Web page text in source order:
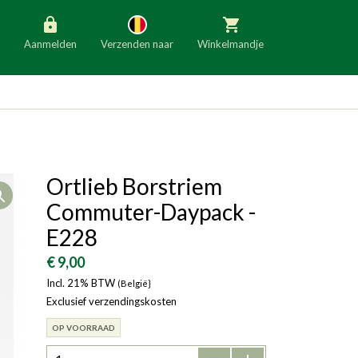
Aanmelden Verzenden naar
Slovenië Italië
Denemarken Finland
Bulgarije
Winkelmandje
Open
Ortlieb Borstriem
Commuter-Daypack -
E228
€ 9,00
Incl. 21% BTW (België}
Exclusief verzendingskosten
OP VOORRAAD
- +